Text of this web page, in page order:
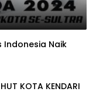
Indonesia Naik
KOTA KENDARI